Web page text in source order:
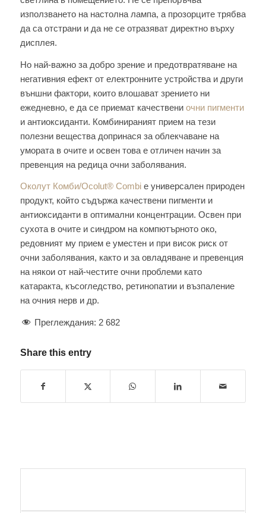
използването на настолна лампа, а прозорците трябва
да са отстрани и да не се отразяват директно върху
дисплея.
Но най-важно за добро зрение и предотвратяване на
негативния ефект от електронните устройства и други
външни фактори, които влошават зрението ни
ежедневно, е да се приемат качествени очни пигменти
и антиоксиданти. Комбинираният прием на тези
полезни вещества допринася за облекчаване на
умората в очите и освен това е отличен начин за
превенция на редица очни заболявания.
Околут Комби/Ocolut® Combiе универсален природен
продукт, който съдържа качествени пигменти и
антиоксиданти в оптимални концентрации. Освен при
сухота в очите и синдром на компютърното око,
редовният му прием е уместен и при висок риск от
очни заболявания, както и за овладяване и превенция
на някои от най-честите очни проблеми като
катаракта, късогледство, ретинопатии и възпаление
на очния нерв и др.
Преглеждания: 2 682
Share this entry